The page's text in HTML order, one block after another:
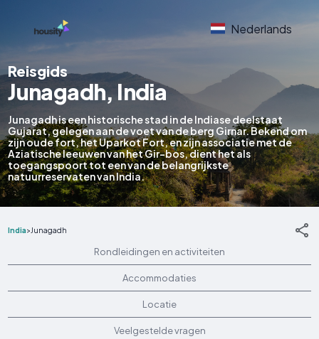
Nederlands
Reisgids
Junagadh, India
Junagadh is een historische stad in de Indiase deelstaat
Gujarat, gelegen aan de voet van de berg Girnar. Bekend om
zijn oude fort, het Uparkot Fort, en zijn associatie met de
Aziatische leeuwen van het Gir-bos, dient het als
toegangspoort tot een van de belangrijkste
natuurreservaten van India.
India>Junagadh
Rondleidingen en activiteiten
Accommodaties
Locatie
Veelgestelde vragen